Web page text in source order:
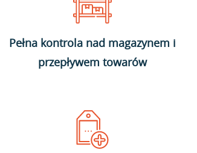
Pełna kontrola nad magazynem i
przepływem towarów